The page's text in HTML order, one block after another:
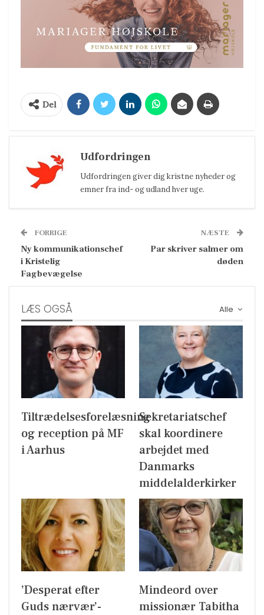
Del
Udfordringen
Udfordringen giver dig kristne nyheder og
emner fra ind- og udland hver uge.
FORRIGE
Ny kommunikationschef
i Kristelig
Fagbevægelse
NÆSTE
Par skriver salmer om
døden
Alle
LÆS OGSÅ
Tiltrædelsesforelæsning
og reception på MF
i Aarhus
Sekretariatschef
skal koordinere
arbejdet med
Danmarks
middelalderkirker
’Desperat efter
Guds nærvær’-
Mindeord over
missionær Tabitha